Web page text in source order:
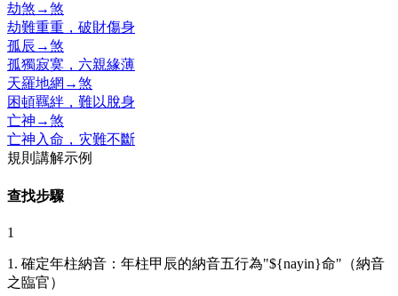
劫煞 →煞
劫難重重，破財傷身
孤辰 →煞
孤獨寂寞，六親緣薄
天羅地網 →煞
困頓羈絆，難以脫身
亡神 →煞
亡神入命，灾難不斷
規則講解示例
查找步驟
1
1. 確定年柱納音：年柱甲辰的納音五行為"${nayin}命"（納音
之臨官）